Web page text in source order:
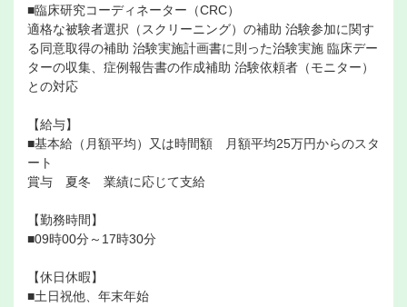
■臨床研究コーディネーター（CRC）
適格な被験者選択（スクリーニング）の補助 治験参加に関す
る同意取得の補助 治験実施計画書に則った治験実施 臨床デー
ターの収集、症例報告書の作成補助 治験依頼者（モニター）
との対応
【給与】
■基本給（月額平均）又は時間額 月額平均25万円からのスタ
ート
賞与 夏冬 業績に応じて支給
【勤務時間】
■09時00分～17時30分
【休日休暇】
■土日祝他、年末年始